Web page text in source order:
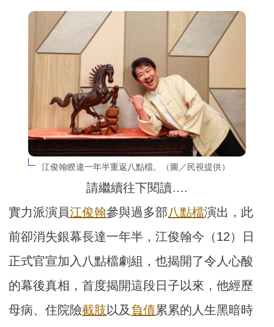
江俊翰睽違一年半重返八點檔。（圖／民視提供）
請繼續往下閱讀….
實力派演員江俊翰參與過多部八點檔演出，此
前卻消失銀幕長達一年半，江俊翰今（12）日
正式官宣加入八點檔劇組，也揭開了令人心酸
的幕後真相，首度揭開這段日子以來，他經歷
母病、住院險截肢以及 負債累累的人生黑暗時